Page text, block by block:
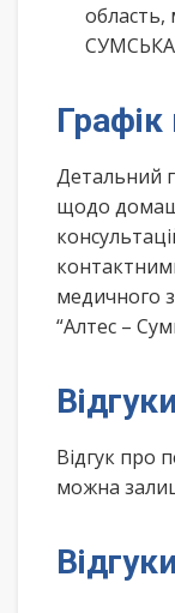
область,
Детальний
щодо
медичного
“Алтес –
Відгук про
можна